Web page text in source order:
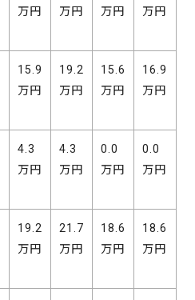
万円
万円
万円
万円
15.9
万円
19.2
万円
15.6
万円
16.9
万円
4.3
万円
4.3
万円
0.0
万円
0.0
万円
19.2
万円
21.7
万円
18.6
万円
18.6
万円